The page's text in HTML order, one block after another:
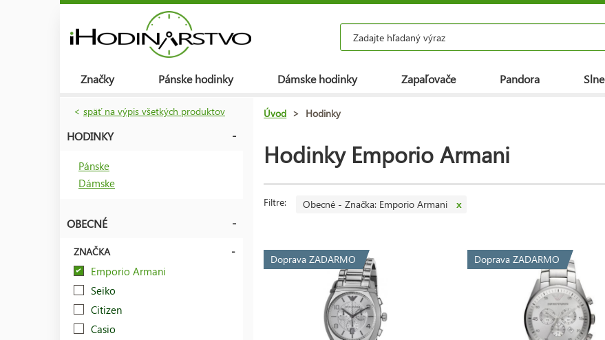
Značky Pánske hodinky Dámske hodinky Zapaľovače Pandora
< späť na výpis všetkých produktov
HODINKY
Pánske
Dámske
OBECNÉ
ZNAČKA
Emporio Armani
Seiko
Citizen
Casio
Úvod > Hodinky
Hodinky Emporio Armani
Filtre: Obecné - Značka: Emporio Armani x
Doprava ZADARMO Doprava ZADARMO